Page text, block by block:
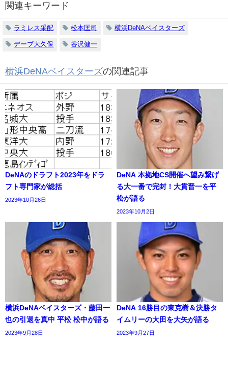
関連キーワード
ラミレス采配 松本匡司 横浜DeNAベイスターズ
デーブ大久保 谷沢健一
横浜DeNAベイスターズの関連記事
DeNAのドラフト2023年をドラ
フト専門家が総括
2023年10月26日
DeNA 本拠地CS開催へ望み繋げ
る大一番で完封！大貫晋一を平
松が語る
2023年10月2日
横浜DeNAベイスターズ・藤田一
也の引退を真中 平松 松中が語る
2023年9月28日
DeNA 16勝目の東克樹＆決勝タ
イムリーの大田を大矢が語る
2023年9月27日